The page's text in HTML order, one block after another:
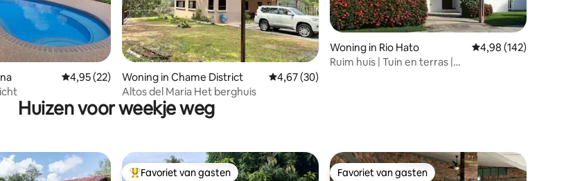
uit 5, 127 recensies
Gemiddelde beoordeling van 4,95 uit 5, 22 recensies
4,95 (22)
Woning in Chame District Gemiddelde beoordeling van 4,67 uit 5, 30 recensies
4,67 (30)
Altos del Maria Het berghuis
Woning in Rio Hato Gemiddelde
4,98 (142)
Ruim huis | Tuin en terras |
Huizen voor weekje weg
Favoriet van gasten Favoriet van gasten